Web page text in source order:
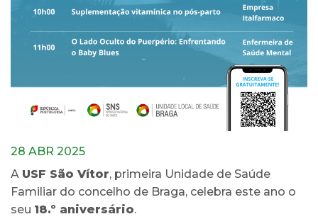
28 ABR 2025
A USF São Vítor, primeira Unidade de Saúde
Familiar do concelho de Braga, celebra este ano o
seu 18.º aniversário.